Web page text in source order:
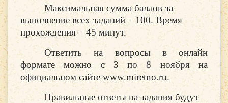
Максимальная сумма баллов за
выполнение всех заданий – 100. Время
прохождения – 45 минут.
Ответить на вопросы в онлайн
формате можно с 3 по 8 ноября на
официальном сайте www.miretno.ru.
Правильные ответы на задания будут